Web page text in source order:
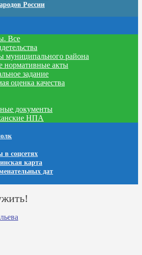
России
Все
муниципального района
нормативные акты
задание
оценка качества
документы
НПА
соцсетях
карта
дат